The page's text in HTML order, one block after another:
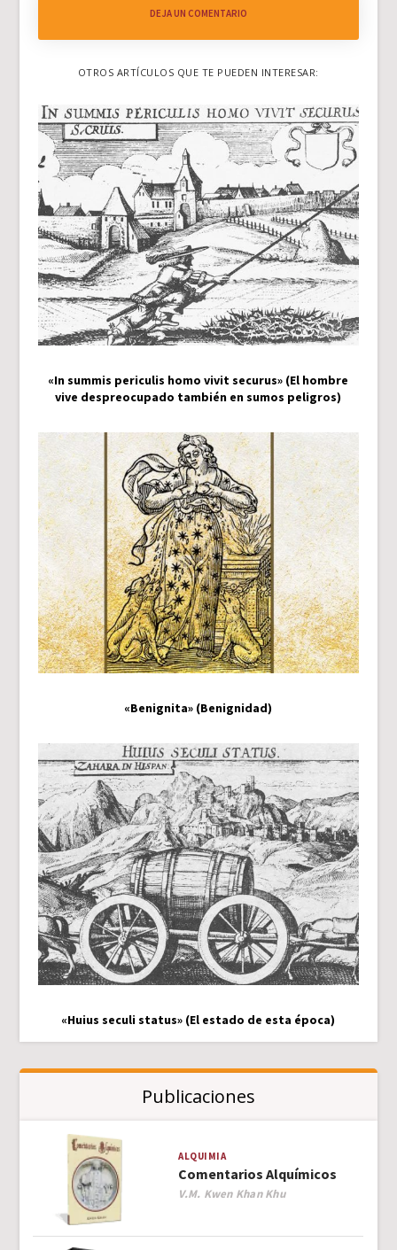
DEJA UN COMENTARIO
OTROS ARTÍCULOS QUE TE PUEDEN INTERESAR:
«In summis periculis homo vivit securus» (El hombre
vive despreocupado también en sumos peligros)
«Benignita» (Benignidad)
«Huius seculi status» (El estado de esta época)
Publicaciones
ALQUIMIA
Comentarios Alquímicos
Author
V.M. Kwen Khan Khu